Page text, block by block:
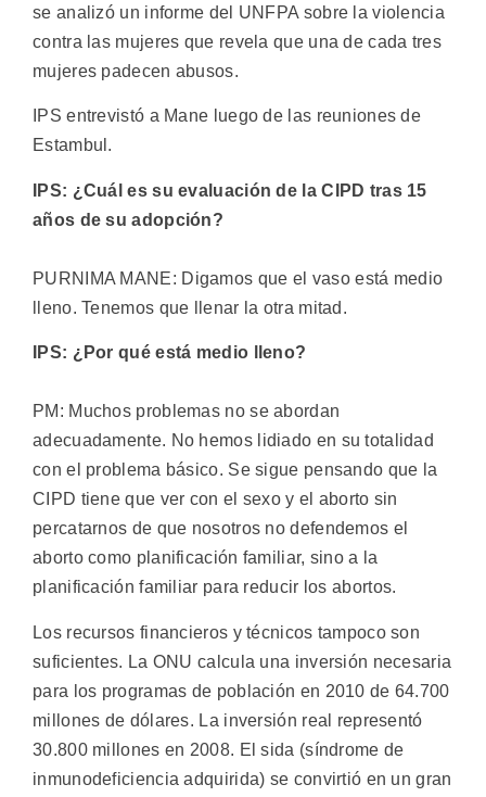
se analizó un informe del UNFPA sobre la violencia
contra las mujeres que revela que una de cada tres
mujeres padecen abusos.
IPS entrevistó a Mane luego de las reuniones de
Estambul.
IPS: ¿Cuál es su evaluación de la CIPD tras 15
años de su adopción?
PURNIMA MANE: Digamos que el vaso está medio
lleno. Tenemos que llenar la otra mitad.
IPS: ¿Por qué está medio lleno?
PM: Muchos problemas no se abordan
adecuadamente. No hemos lidiado en su totalidad
con el problema básico. Se sigue pensando que la
CIPD tiene que ver con el sexo y el aborto sin
percatarnos de que nosotros no defendemos el
aborto como planificación familiar, sino a la
planificación familiar para reducir los abortos.
Los recursos financieros y técnicos tampoco son
suficientes. La ONU calcula una inversión necesaria
para los programas de población en 2010 de 64.700
millones de dólares. La inversión real representó
30.800 millones en 2008. El sida (síndrome de
inmunodeficiencia adquirida) se convirtió en un gran